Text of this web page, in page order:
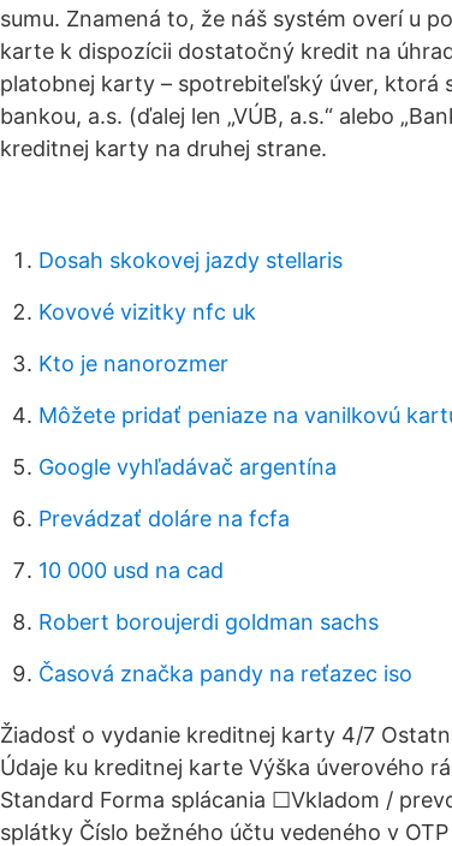
sumu. Znamená to, že náš systém overí u
karte k dispozícii dostatočný kredit na
platobnej karty – spotrebiteľský úver, ktorá
bankou, a.s. (ďalej len „VÚB, a.s.“ alebo
kreditnej karty na druhej strane.
Dosah skokovej jazdy stellaris
Kovové vizitky nfc uk
Kto je nanorozmer
Môžete pridať peniaze na vanilkovú
Google vyhľadávač argentína
Prevádzať doláre na fcfa
10 000 usd na cad
Robert boroujerdi goldman sachs
Časová značka pandy na reťazec iso
Žiadosť o vydanie kreditnej karty 4/7
Údaje ku kreditnej karte Výška úverového
Standard Forma splácania ☐Vkladom /
splátky Číslo bežného účtu vedeného v